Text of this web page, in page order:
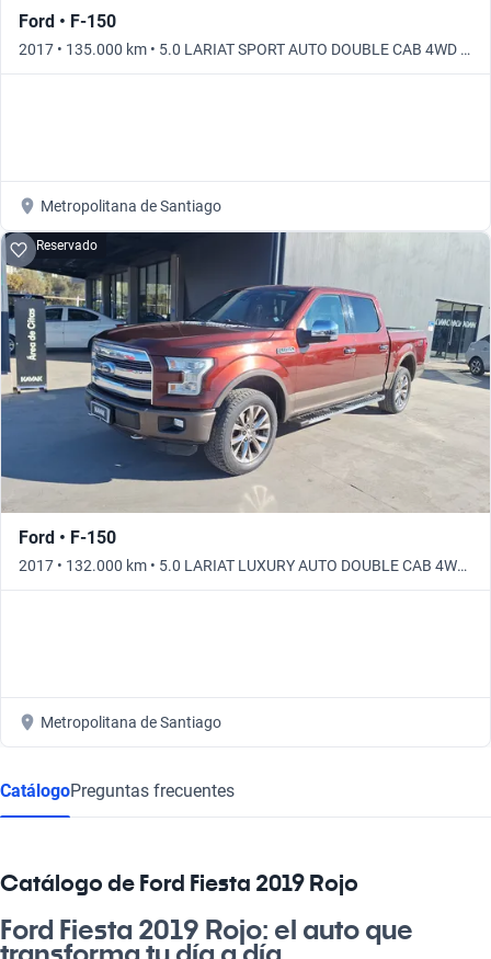
Ford • F-150
2017 • 135.000 km • 5.0 LARIAT SPORT AUTO DOUBLE CAB 4WD •
Automático
Metropolitana de Santiago
Reservado
Ford • F-150
2017 • 132.000 km • 5.0 LARIAT LUXURY AUTO DOUBLE CAB 4WD
• Automático
Metropolitana de Santiago
CatálogoPreguntas frecuentes
Catálogo de Ford Fiesta 2019 Rojo
Ford Fiesta 2019 Rojo: el auto que